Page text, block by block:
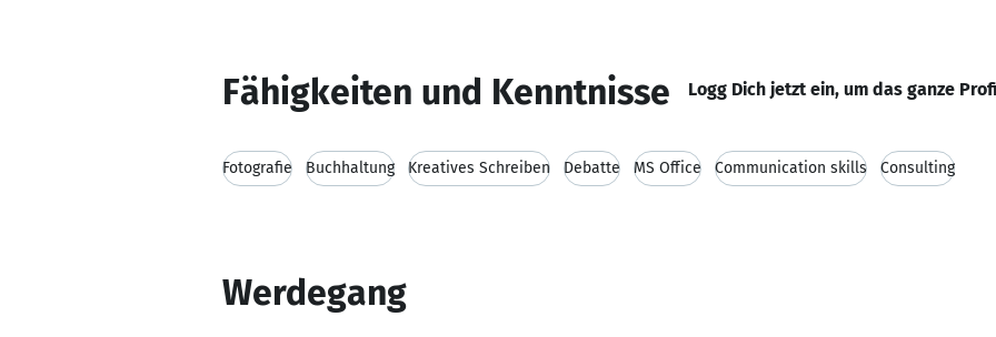
Fähigkeiten und Kenntnisse Logg Dich jetzt ein, um das ganze
Fotografie Buchhaltung Kreatives Schreiben Debatte MS Office Communication skills Consulting
Werdegang